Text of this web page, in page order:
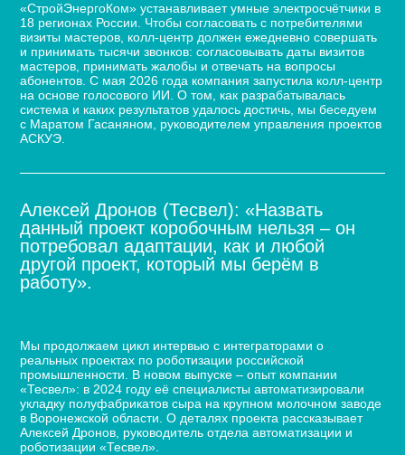
«СтройЭнергоКом» устанавливает умные электросчётчики в
18 регионах России. Чтобы согласовать с потребителями
визиты мастеров, колл-центр должен ежедневно совершать
и принимать тысячи звонков: согласовывать даты визитов
мастеров, принимать жалобы и отвечать на вопросы
абонентов. С мая 2026 года компания запустила колл-центр
на основе голосового ИИ. О том, как разрабатывалась
система и каких результатов удалось достичь, мы беседуем
с Маратом Гасаняном, руководителем управления проектов
АСКУЭ.
Алексей Дронов (Тесвел): «Назвать
данный проект коробочным нельзя – он
потребовал адаптации, как и любой
другой проект, который мы берём в
работу».
Мы продолжаем цикл интервью с интеграторами о
реальных проектах по роботизации российской
промышленности. В новом выпуске – опыт компании
«Тесвел»: в 2024 году её специалисты автоматизировали
укладку полуфабрикатов сыра на крупном молочном заводе
в Воронежской области. О деталях проекта рассказывает
Алексей Дронов, руководитель отдела автоматизации и
роботизации «Тесвел».